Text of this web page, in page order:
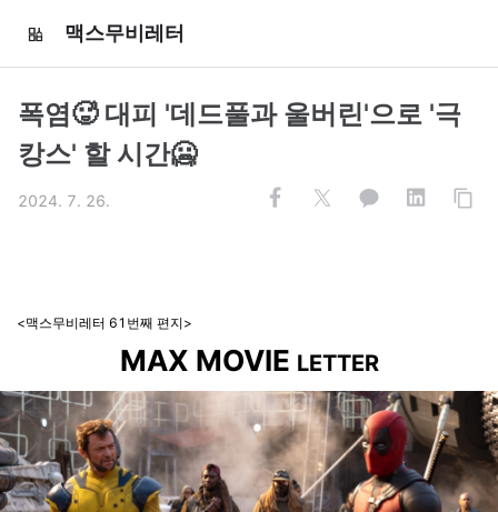
맥스무비레터
폭염🥵 대피 '데드풀과 울버린'으로 '극
캉스' 할 시간🥶
2024. 7. 26.
<맥스무비레터 61번째 편지>
MAX MOVIE LETTER